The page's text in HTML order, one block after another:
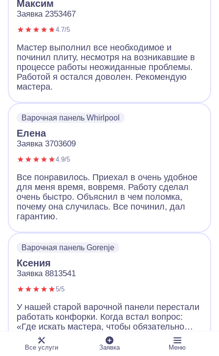
Максим
Заявка 2353467
4.7/5
Мастер выполнил все необходимое и
починил плиту, несмотря на возникавшие в
процессе работы неожиданные проблемы.
Работой я остался доволен. Рекомендую
мастера.
Варочная панель Whirlpool
Елена
Заявка 3703609
4.9/5
Все понравилось. Приехал в очень удобное
для меня время, вовремя. Работу сделал
очень быстро. Объяснил в чем поломка,
почему она случилась. Все починил, дал
гарантию.
Варочная панель Gorenje
Ксения
Заявка 8813541
5/5
У нашей старой варочной панели перестали
работать конфорки. Когда встал вопрос:
«Где искать мастера, чтобы обязательно
выдал квитанцию о работе и цене?», то
вспомнили про давно висевший на
Развернуть
Все услуги Заявка Меню